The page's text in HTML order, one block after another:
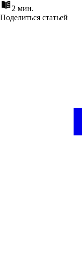
2 мин.
Поделиться статьей